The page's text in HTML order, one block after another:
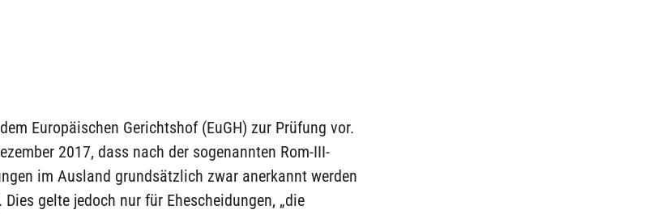
Europäischen Gerichtshof (EuGH) zur Prüfung vor.
2017, dass nach der sogenannten Rom-III-
im Ausland grundsätzlich zwar anerkannt werden
gelte jedoch nur für Ehescheidungen, „die